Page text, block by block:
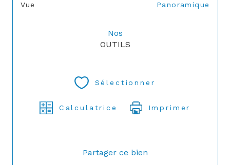
Vue Panoramique
Nos
OUTILS
Sélectionner
Calculatrice Imprimer
Partager ce bien